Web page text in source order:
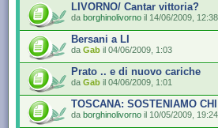
LIVORNO/ Cantar vittoria?
da borghinolivorno il 14/06/2009, 12:38
Bersani a LI
da Gab il 04/06/2009, 1:03
Prato .. e di nuovo cariche
da Gab il 04/06/2009, 1:01
TOSCANA: SOSTENIAMO
da borghinolivorno il 10/05/2009, 19:24